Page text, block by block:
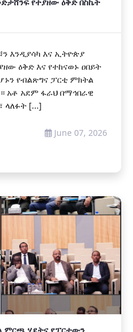
እንዲያሳካ እና ኢትዮጵያ
ዕቅድ እና የተከናወኑ ዐበይት
የብልጽግና ፓርቲ ምክትል
አቶ አደም ፋራህ በማኅበራዊ
ላለፉት [...]
June 07, 2026